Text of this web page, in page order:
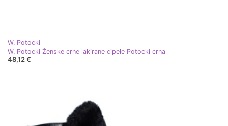
W. Potocki
W. Potocki Ženske crne lakirane cipele Potocki crna
48,12 €